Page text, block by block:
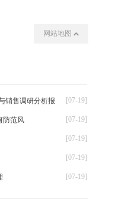
网站地图
[07-19]
销售调研分析报
[07-19]
防范风
[07-19]
[07-19]
[07-19]